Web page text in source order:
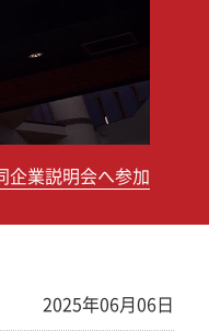
企業説明会へ参加
2025年06月06日